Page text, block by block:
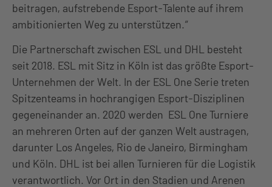
beitragen, aufstrebende Esport-Talente auf ihrem
ambitionierten Weg zu unterstützen.“
Die Partnerschaft zwischen ESL und DHL besteht
seit 2018. ESL mit Sitz in Köln ist das größte Esport-
Unternehmen der Welt. In der ESL One Serie treten
Spitzenteams in hochrangigen Esport-Disziplinen
gegeneinander an. 2020 werden ESL One Turniere
an mehreren Orten auf der ganzen Welt austragen,
darunter Los Angeles, Rio de Janeiro, Birmingham
und Köln. DHL ist bei allen Turnieren für die Logistik
verantwortlich. Vor Ort in den Stadien und Arenen